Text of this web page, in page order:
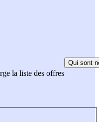
la liste des offres
Qui sont